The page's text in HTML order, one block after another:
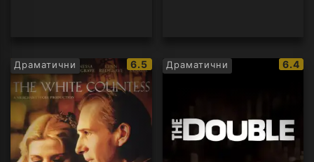
Драматични
IMDb
рейтинг:
6.5 Драматични
IMDb
6.4